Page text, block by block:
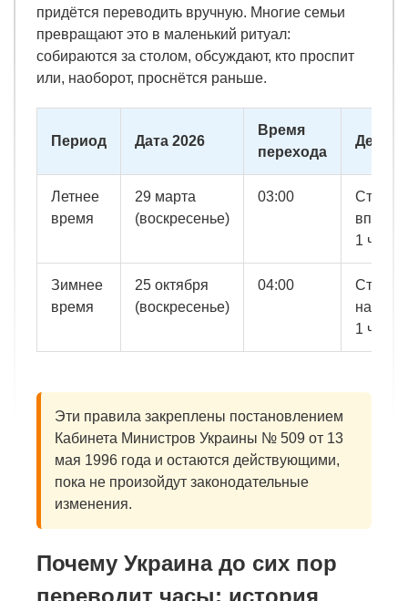
придётся переводить вручную. Многие семьи
превращают это в маленький ритуал:
собираются за столом, обсуждают, кто проспит
или, наоборот, проснётся раньше.
Период Дата 2026
Время
перехода
Летнее
время
29 марта
(воскресенье)
03:00
вперёд
1 час
Зимнее
время
25 октября
(воскресенье)
04:00
назад
1 час
Эти правила закреплены постановлением
Кабинета Министров Украины № 509 от 13
мая 1996 года и остаются действующими,
пока не произойдут законодательные
изменения.
Почему Украина до сих пор
переводит часы: история